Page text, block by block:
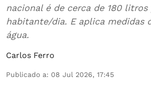
nacional é de cerca de 180 litros
habitante/dia. E aplica medidas
água.
Carlos Ferro
Publicado a: 08 Jul 2026, 17:45